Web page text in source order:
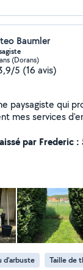
Baumler
(Dorans)
5 (16 avis)
paysagiste qui
mes services
connaissances à
autour de
par Frederic
d'arbuste Taille de